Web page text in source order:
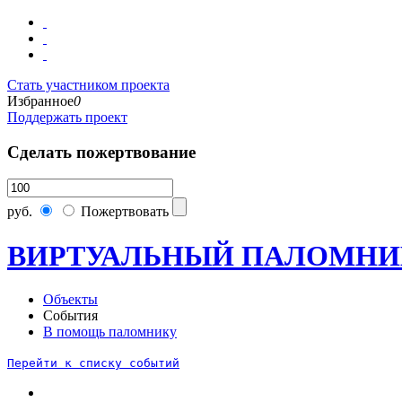
Стать участником проекта
Избранное0
Поддержать проект
Сделать пожертвование
руб. Пожертвовать
ВИРТУАЛЬНЫЙ
Объекты
События
В помощь паломнику
Перейти к списку событий